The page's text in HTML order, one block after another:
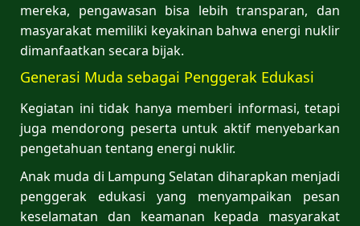
mereka, pengawasan bisa lebih transparan, dan
masyarakat memiliki keyakinan bahwa energi nuklir
dimanfaatkan secara bijak.
Generasi Muda sebagai Penggerak Edukasi
Kegiatan ini tidak hanya memberi informasi, tetapi
juga mendorong peserta untuk aktif menyebarkan
pengetahuan tentang energi nuklir.
Anak muda di Lampung Selatan diharapkan menjadi
penggerak edukasi yang menyampaikan pesan
keselamatan dan keamanan kepada masyarakat